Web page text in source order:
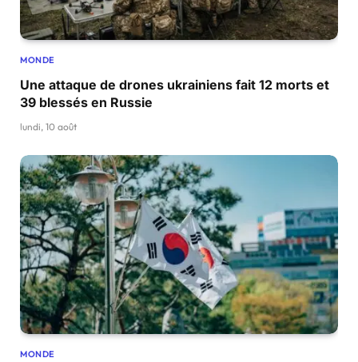
MONDE
Une attaque de drones ukrainiens fait 12 morts et
39 blessés en Russie
lundi, 10 août
MONDE